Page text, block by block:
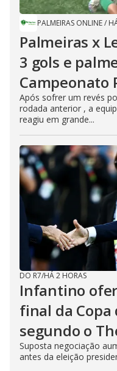
PALMEIRAS ONLINE/
Palmeiras x
3 gols e
Campeonato
Após sofrer um revés
rodada anterior , a
reagiu em grande...
DO R7/HÁ 2 HORAS
Infantino
final da Copa
segundo o
Suposta negociação
antes da eleição